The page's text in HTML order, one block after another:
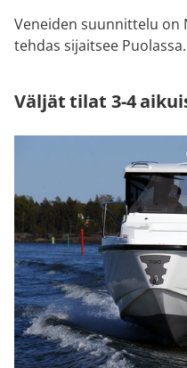
Veneiden suunnittelu on
tehdas sijaitsee Puolassa.
Väljät tilat 3-4